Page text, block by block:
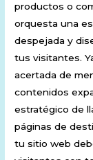
productos o
orquesta una
despejada y
tus visitantes.
acertada de
contenidos
estratégico de
páginas de
tu sitio web